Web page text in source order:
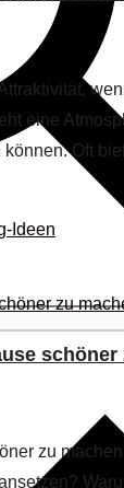
eine
Oft
Ideen
schöner
zu